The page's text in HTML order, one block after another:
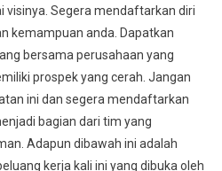
visinya. Segera mendaftarkan diri
kemampuan anda. Dapatkan
bersama perusahaan yang
prospek yang cerah. Jangan
ini dan segera mendaftarkan
bagian dari tim yang
Adapun dibawah ini adalah
kerja kali ini yang dibuka oleh